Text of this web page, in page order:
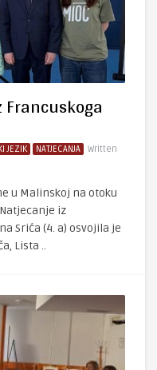
JEZIK NATJECANJA
Written
u Malinskoj na otoku
iz
Srića (4. a) osvojila je
Lista ..